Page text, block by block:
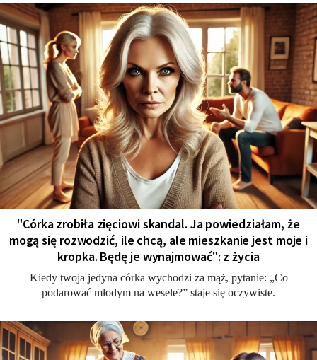
"Córka zrobiła zięciowi skandal. Ja powiedziałam, że
mogą się rozwodzić, ile chcą, ale mieszkanie jest moje i
kropka. Będę je wynajmować": z życia
Kiedy twoja jedyna córka wychodzi za mąż, pytanie: „Co
podarować młodym na wesele?” staje się oczywiste.